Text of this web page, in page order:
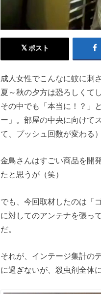
ポスト
成人女性でこんなに蚊に刺
夏～秋の夕方は恐ろしくて
その中でも「本当に！？」
ー」。部屋の中央に向けて
て、プッシュ回数が変わる）
金鳥さんはすごい商品を開
たと思うが（笑）
でも、今回取材したのは「
に対してのアンテナを張っ
だ。
それが、インテージ集計の
に過ぎないが、殺虫剤全体